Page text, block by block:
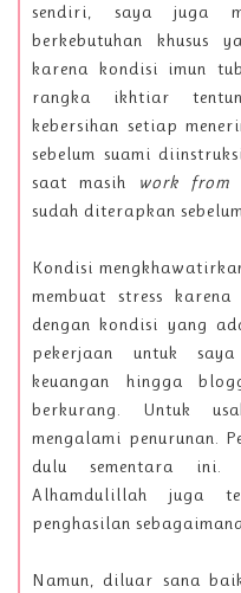
sendiri, saya juga
berkebutuhan khusus
karena kondisi imun
rangka ikhtiar
kebersihan setiap
sebelum suami
saat masih
work from
sudah diterapkan
Kondisi
membuat stress
dengan kondisi yang
pekerjaan untuk
keuangan hingga
berkurang. Untuk
mengalami penurunan.
dulu sementara ini.
Alhamdulillah juga
penghasilan
Namun, diluar sana